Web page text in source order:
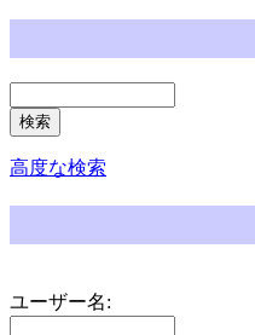
高度な検索
ユーザー名: